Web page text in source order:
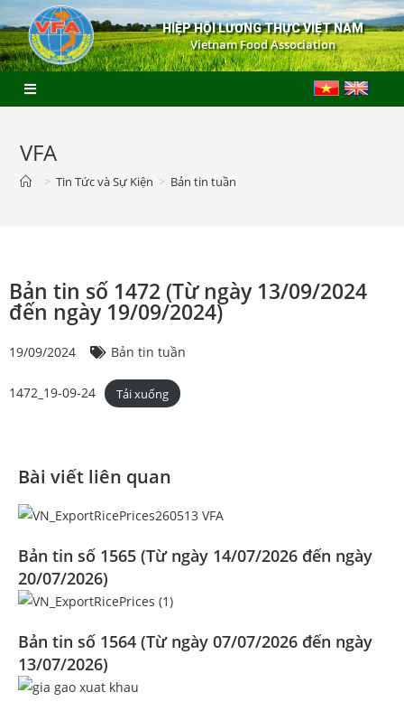
HIỆP HỘI LƯƠNG THỰC VIỆT NAM
Vietnam Food Association
VFA
> Tin Tức và Sự Kiện > Bản tin tuần
Bản tin số 1472 (Từ ngày 13/09/2024
đến ngày 19/09/2024)
19/09/2024 Bản tin tuần
1472_19-09-24 Tải xuống
Bài viết liên quan
Bản tin số 1565 (Từ ngày 14/07/2026 đến ngày
20/07/2026)
Bản tin số 1564 (Từ ngày 07/07/2026 đến ngày
13/07/2026)